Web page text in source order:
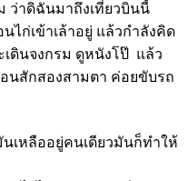
ว่าดิฉันมาถึงเที่ยวบินนี้
ไก่เข้าเล้าอยู่ แล้วกำลังคิด
เดินจงกรม ดูหนังโป๊ แล้ว
นสักสองสามตา ค่อยขับรถ
นเหลืออยู่คนเดียวมันก็ทำให้